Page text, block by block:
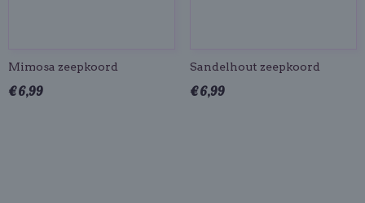
Mimosa zeepkoord
€ 6,99
Sandelhout zeepkoord
€ 6,99